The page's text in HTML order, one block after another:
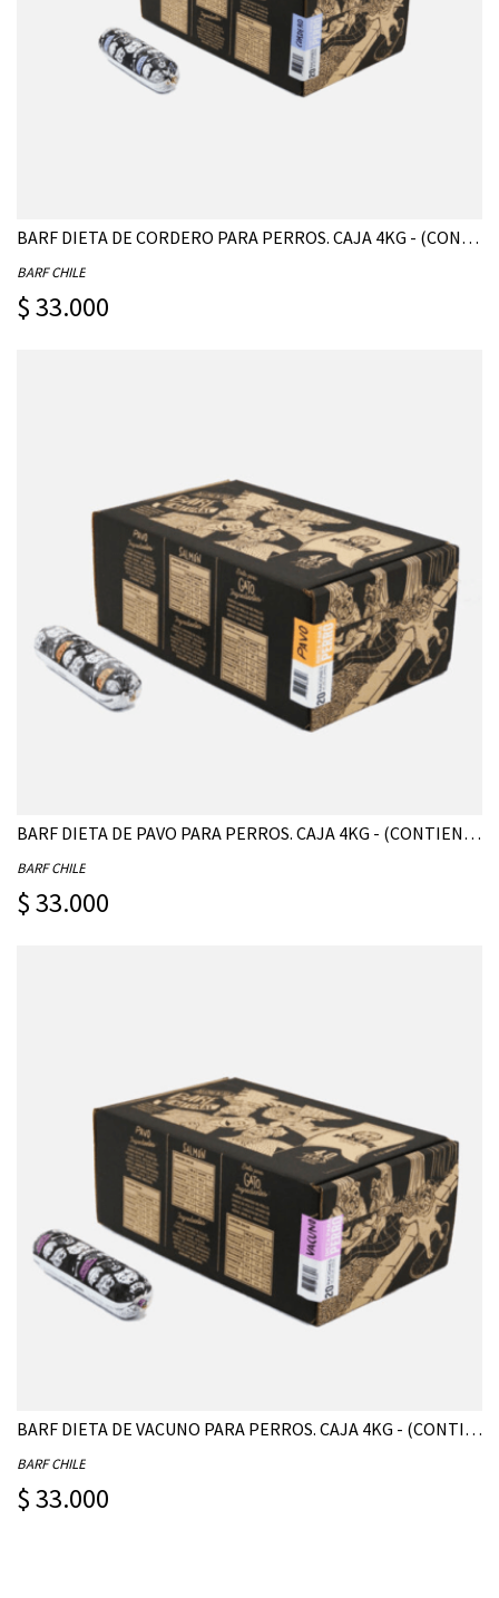
BARF DIETA DE CORDERO PARA PERROS. CAJA 4KG - (CONTIENE 20 UNIDADES DE 200G)
BARF CHILE
$ 33.000
BARF DIETA DE PAVO PARA PERROS. CAJA 4KG - (CONTIENE 20 UNIDADES DE 200G)
BARF CHILE
$ 33.000
BARF DIETA DE VACUNO PARA PERROS. CAJA 4KG - (CONTIENE 20 UNIDADES DE 200G)
BARF CHILE
$ 33.000